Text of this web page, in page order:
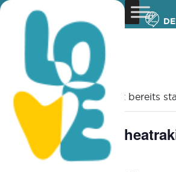
DE
« Alle Veranstaltungen
Diese Veranstaltung hat bereits
Music Festival
2026 – 4.7.2026